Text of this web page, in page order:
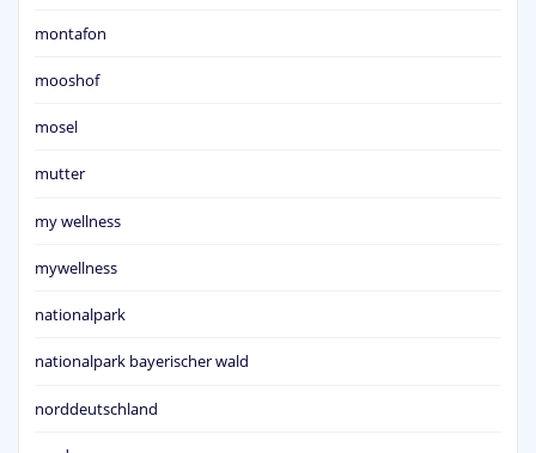
montafon
mooshof
mosel
mutter
my wellness
mywellness
nationalpark
nationalpark bayerischer wald
norddeutschland